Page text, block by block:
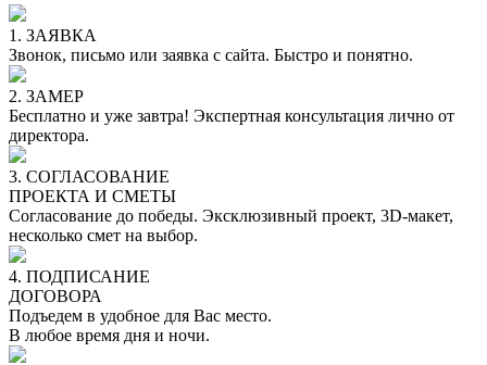
1. ЗАЯВКА
Звонок, письмо или заявка с сайта. Быстро и понятно.
2. ЗАМЕР
Бесплатно и уже завтра! Экспертная консультация лично от
директора.
3. СОГЛАСОВАНИЕ
ПРОЕКТА И СМЕТЫ
Согласование до победы. Эксклюзивный проект, 3D-макет,
несколько смет на выбор.
4. ПОДПИСАНИЕ
ДОГОВОРА
Подъедем в удобное для Вас место.
В любое время дня и ночи.